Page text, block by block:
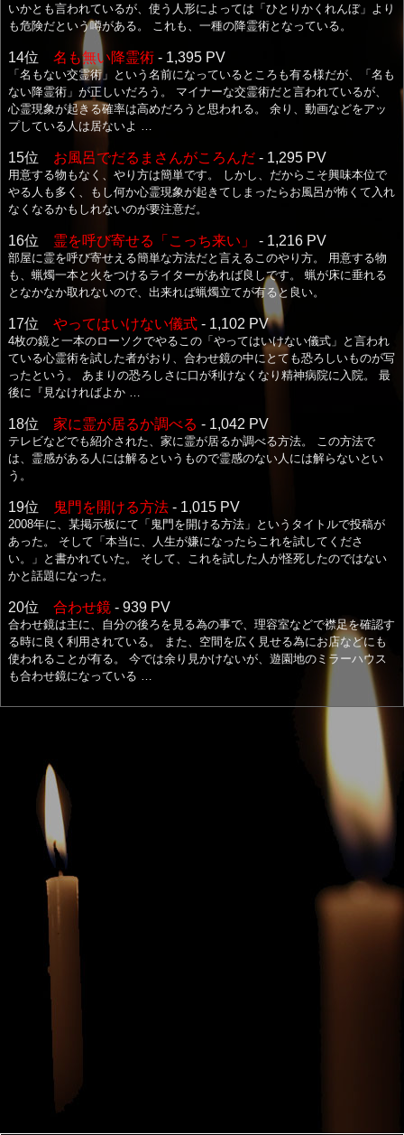
いかとも言われているが、使う人形によっては「ひとりかくれんぼ」より
も危険だという噂がある。 これも、一種の降霊術となっている。
14位 名も無い降霊術 - 1,395 PV
「名もない交霊術」という名前になっているところも有る様だが、「名も
ない降霊術」が正しいだろう。 マイナーな交霊術だと言われているが、
心霊現象が起きる確率は高めだろうと思われる。 余り、動画などをアッ
プしている人は居ないよ …
15位 お風呂でだるまさんがころんだ - 1,295 PV
用意する物もなく、やり方は簡単です。 しかし、だからこそ興味本位で
やる人も多く、もし何か心霊現象が起きてしまったらお風呂が怖くて入れ
なくなるかもしれないのが要注意だ。
16位 霊を呼び寄せる「こっち来い」 - 1,216 PV
部屋に霊を呼び寄せえる簡単な方法だと言えるこのやり方。 用意する物
も、蝋燭一本と火をつけるライターがあれば良しです。 蝋が床に垂れる
となかなか取れないので、出来れば蝋燭立てが有ると良い。
17位 やってはいけない儀式 - 1,102 PV
4枚の鏡と一本のローソクでやるこの「やってはいけない儀式」と言われ
ている心霊術を試した者がおり、合わせ鏡の中にとても恐ろしいものが写
ったという。 あまりの恐ろしさに口が利けなくなり精神病院に入院。 最
後に『見なければよか …
18位 家に霊が居るか調べる - 1,042 PV
テレビなどでも紹介された、家に霊が居るか調べる方法。 この方法で
は、霊感がある人には解るというもので霊感のない人には解らないとい
う。
19位 鬼門を開ける方法 - 1,015 PV
2008年に、某掲示板にて「鬼門を開ける方法」というタイトルで投稿が
あった。 そして「本当に、人生が嫌になったらこれを試してくださ
い。」と書かれていた。 そして、これを試した人が怪死したのではない
かと話題になった。
20位 合わせ鏡 - 939 PV
合わせ鏡は主に、自分の後ろを見る為の事で、理容室などで襟足を確認す
る時に良く利用されている。 また、空間を広く見せる為にお店などにも
使われることが有る。 今では余り見かけないが、遊園地のミラーハウス
も合わせ鏡になっている …